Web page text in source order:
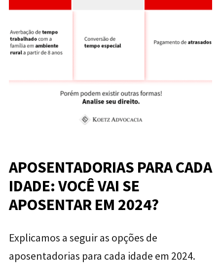
APOSENTADORIAS PARA CADA
IDADE: VOCÊ VAI SE
APOSENTAR EM 2024?
Explicamos a seguir as opções de
aposentadorias para cada idade em 2024.